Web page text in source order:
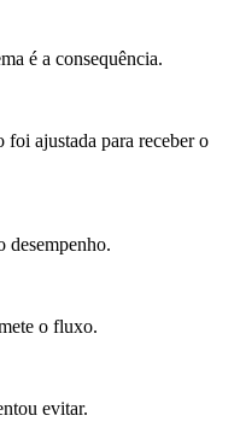
é a consequência.
foi ajustada para receber o
desempenho.
o fluxo.
evitar.